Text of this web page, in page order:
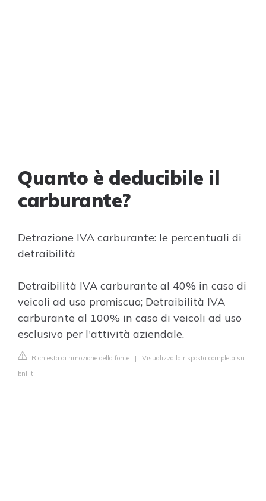
Quanto è deducibile il
carburante?
Detrazione IVA carburante: le percentuali di
detraibilità
Detraibilità IVA carburante al 40% in caso di
veicoli ad uso promiscuo; Detraibilità IVA
carburante al 100% in caso di veicoli ad uso
esclusivo per l'attività aziendale.
Richiesta di rimozione della fonte | Visualizza la risposta completa su
bnl.it